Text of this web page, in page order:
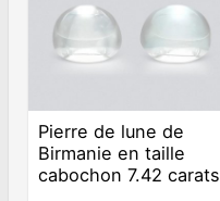
Pierre de lune de
Birmanie en taille
cabochon 7.42 carats